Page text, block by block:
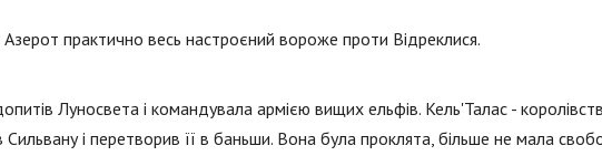
практично весь настроєний вороже проти Відреклися.
Луносвета і командувала армією вищих ельфів. Кель'Талас -
Сильвану і перетворив її в баньши. Вона була проклята, більше не мала